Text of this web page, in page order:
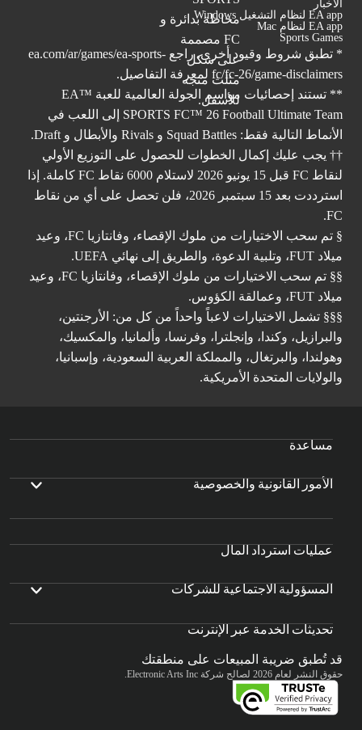
الأخبار
EA app لنظام التشغيل Windows
EA app لنظام Mac
Sports Games
* تطبق شروط وقيود أخرى. راجع ea.com/ar/games/ea-sports-
fc/fc-26/game-disclaimers لمعرفة التفاصيل.
** تستند إحصائيات مواسم الجولة العالمية للعبة ™EA
SPORTS FC™ 26 Football Ultimate Team إلى اللعب في
الأنماط التالية فقط: Squad Battles و Rivals والأبطال و Draft.
†† يجب عليك إكمال الخطوات للحصول على التوزيع الأولي
لنقاط FC قبل 15 يونيو 2026 لاستلام 6000 نقاط FC كاملة. إذا
استرددت بعد 15 سبتمبر 2026، فلن تحصل على أي من نقاط
FC.
§ تم سحب الاختيارات من ملوك الإقصاء، وفانتازيا FC، وعيد
ميلاد FUT، وتلبية الدعوة، والطريق إلى نهائي UEFA.
§§ تم سحب الاختيارات من ملوك الإقصاء، وفانتازيا FC، وعيد
ميلاد FUT، وعمالقة الكؤوس.
§§§ تشمل الاختيارات لاعباً واحداً من كل من: الأرجنتين،
والبرازيل، وكندا، وإنجلترا، وفرنسا، وألمانيا، والمكسيك،
وهولندا، والبرتغال، والمملكة العربية السعودية، وإسبانيا،
والولايات المتحدة الأمريكية.
مساعدة
الأمور القانونية والخصوصية
عمليات استرداد المال
المسؤولية الاجتماعية للشركات
تحديثات الخدمة عبر الإنترنت
قد تُطبق ضريبة المبيعات على منطقتك
حقوق النشر لعام 2026 لصالح شركة Electronic Arts Inc.